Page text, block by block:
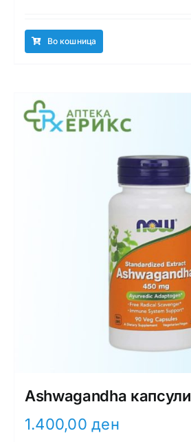
Во кошница
Ashwagandha капсули
1.400,00ден